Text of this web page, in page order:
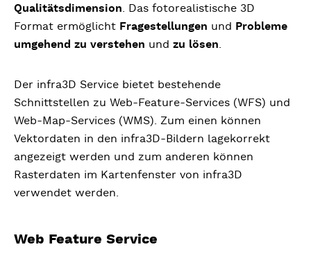
Qualitätsdimension. Das fotorealistische 3D
Format ermöglicht Fragestellungen und Probleme
umgehend zu verstehen und zu lösen.
Der infra3D Service bietet bestehende
Schnittstellen zu Web-Feature-Services (WFS) und
Web-Map-Services (WMS). Zum einen können
Vektordaten in den infra3D-Bildern lagekorrekt
angezeigt werden und zum anderen können
Rasterdaten im Kartenfenster von infra3D
verwendet werden.
Web Feature Service